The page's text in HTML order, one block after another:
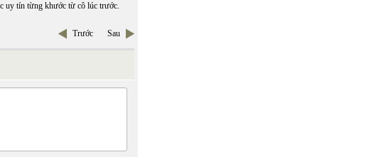
uy tín từng khước từ cô lúc trước.
Trước Sau